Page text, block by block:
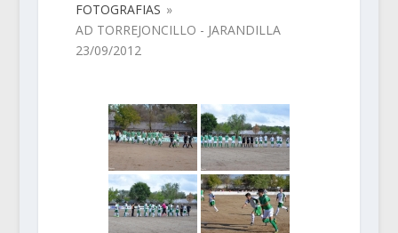
FOTOGRAFIAS »
AD TORREJONCILLO - JARANDILLA
23/09/2012